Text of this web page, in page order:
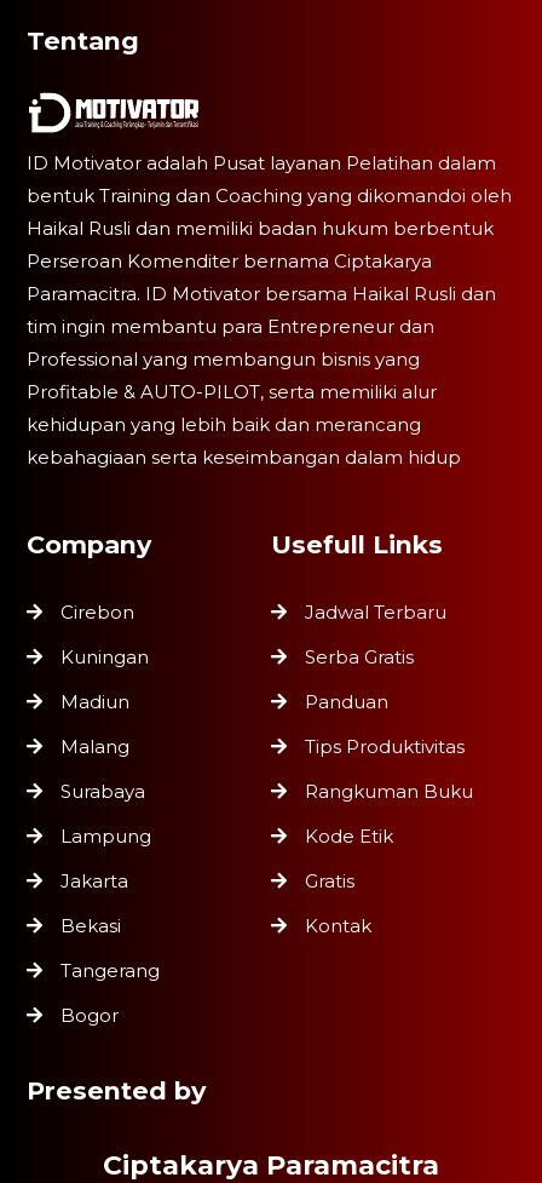
Tentang
ID Motivator adalah Pusat layanan Pelatihan dalam
bentuk Training dan Coaching yang dikomandoi oleh
Haikal Rusli dan memiliki badan hukum berbentuk
Perseroan Komenditer bernama Ciptakarya
Paramacitra. ID Motivator bersama Haikal Rusli dan
tim ingin membantu para Entrepreneur dan
Professional yang membangun bisnis yang
Profitable & AUTO-PILOT, serta memiliki alur
kehidupan yang lebih baik dan merancang
kebahagiaan serta keseimbangan dalam hidup
Company
Cirebon
Kuningan
Madiun
Malang
Surabaya
Lampung
Jakarta
Bekasi
Tangerang
Bogor
Usefull Links
Jadwal Terbaru
Serba Gratis
Panduan
Tips Produktivitas
Rangkuman Buku
Kode Etik
Gratis
Kontak
Presented by
Ciptakarya Paramacitra